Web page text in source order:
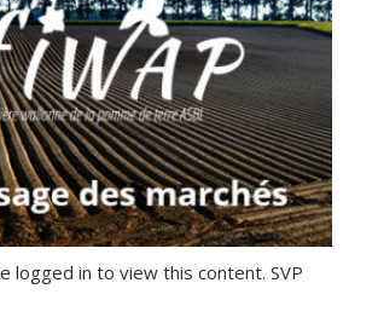
logged in to view this content. SVP